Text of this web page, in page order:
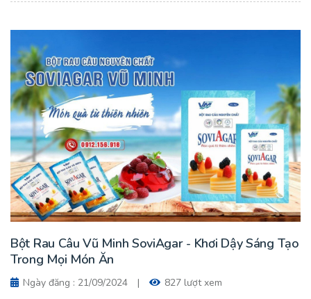
Bột Rau Câu Vũ Minh SoviAgar - Khơi Dậy Sáng Tạo
Trong Mọi Món Ăn
Ngày đăng : 21/09/2024 | 827 lượt xem